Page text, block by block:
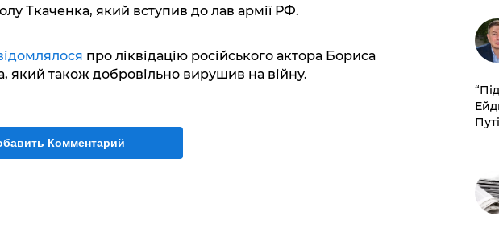
Ткаченка, який вступив до лав армії РФ.
про ліквідацію російського актора Бориса
який також добровільно вирушив на війну.
Комментарий